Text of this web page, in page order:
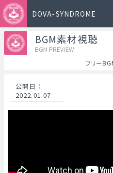
DOVA-SYNDROME
BGM素材視聴
BGM PREVIEW
フリー
公開日 ：
2022.01.07